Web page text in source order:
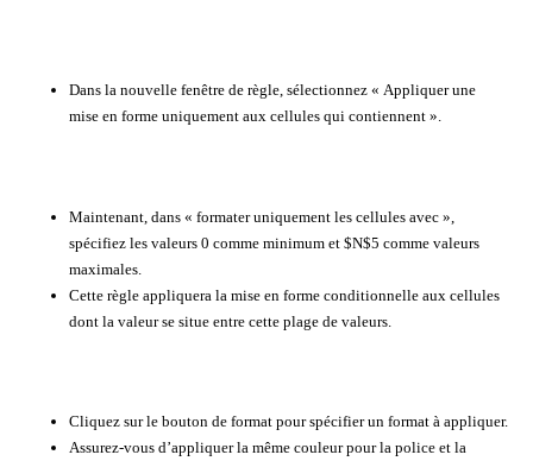
Dans la nouvelle fenêtre de règle, sélectionnez « Appliquer une
mise en forme uniquement aux cellules qui contiennent ».
Maintenant, dans « formater uniquement les cellules avec »,
spécifiez les valeurs 0 comme minimum et $N$5 comme valeurs
maximales.
Cette règle appliquera la mise en forme conditionnelle aux cellules
dont la valeur se situe entre cette plage de valeurs.
Cliquez sur le bouton de format pour spécifier un format à appliquer.
Assurez-vous d’appliquer la même couleur pour la police et la